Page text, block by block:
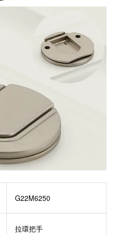
G22M6250
拉環把手